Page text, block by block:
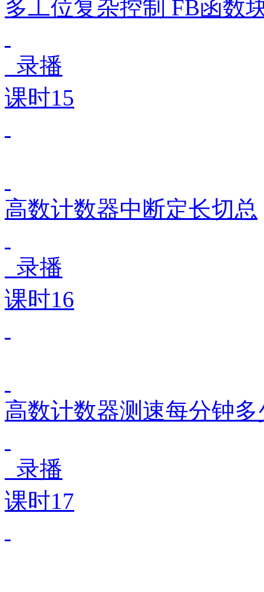
多工位复杂控制 FB函数
录播
课时15
高数计数器中断定长切总
录播
课时16
高数计数器测速每分钟多
录播
课时17